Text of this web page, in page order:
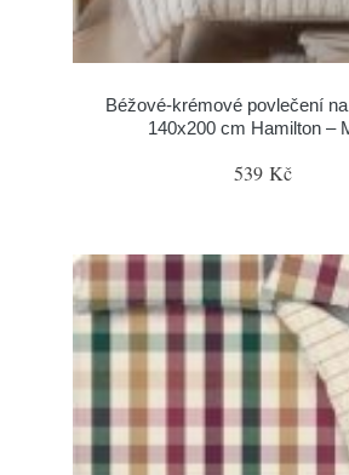
Béžové-krémové povlečení
140x200 cm Hamilton –
539 Kč